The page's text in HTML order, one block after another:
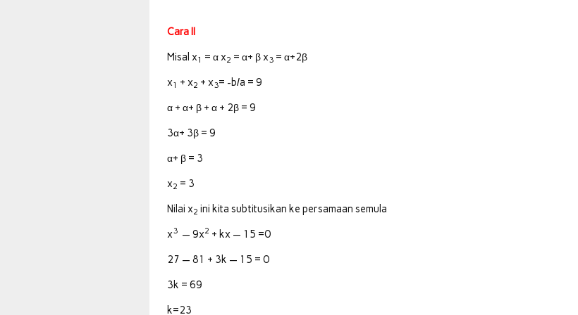
Cara II
Misal x1 = α x2 = α+ β x3 = α+2β
x1 + x2 + x3= -b/a = 9
α + α+ β + α + 2β = 9
3α+ 3β = 9
α+ β = 3
x2 = 3
Nilai x2 ini kita subtitusikan ke persamaan semula
x3 — 9x2 + kx — 15 =0
27 — 81 + 3k — 15 = 0
3k = 69
k=23